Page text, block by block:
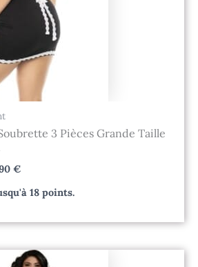
3 Pièces Grande Taille
€
18 points.